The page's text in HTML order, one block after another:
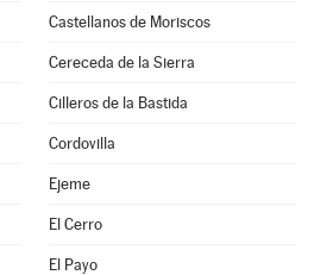
Castellanos de Moriscos
Cereceda de la Sierra
Cilleros de la Bastida
Cordovilla
Ejeme
El Cerro
El Payo